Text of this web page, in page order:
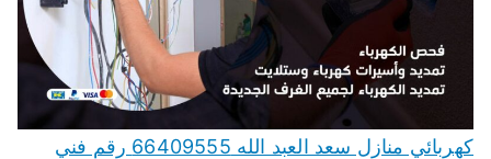
كهربائي منازل سعد العبد الله 66409555 رقم فني